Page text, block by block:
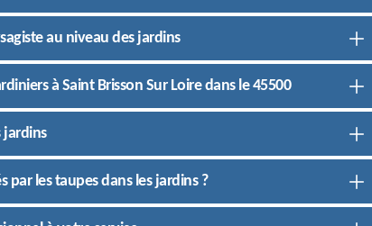
au niveau des jardins
à Saint Brisson Sur Loire dans le 45500
jardins
par les taupes dans les jardins ?